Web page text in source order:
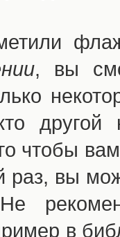
, вы
другой
чтобы
раз, вы
в